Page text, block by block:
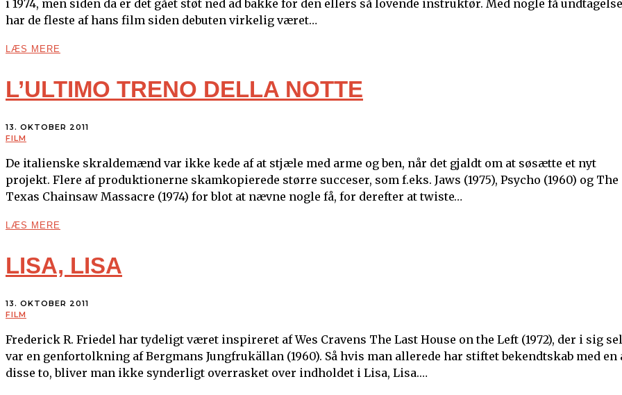
i 1974, men siden da er det gået støt ned ad bakke for den ellers så lovende instruktør. Med nogle få
har de fleste af hans film siden debuten virkelig været…
LÆS MERE
L’ULTIMO TRENO DELLA NOTTE
13. OKTOBER 2011
FILM
De italienske skraldemænd var ikke kede af at stjæle med arme og ben, når det gjaldt om at søsætte et nyt
projekt. Flere af produktionerne skamkopierede større succeser, som f.eks. Jaws (1975), Psycho (1960) og The
Texas Chainsaw Massacre (1974) for blot at nævne nogle få, for derefter at twiste…
LÆS MERE
LISA, LISA
13. OKTOBER 2011
FILM
Frederick R. Friedel har tydeligt været inspireret af Wes Cravens The Last House on the Left (1972), der i sig
var en genfortolkning af Bergmans Jungfrukällan (1960). Så hvis man allerede har stiftet bekendtskab med en
disse to, bliver man ikke synderligt overrasket over indholdet i Lisa, Lisa.…